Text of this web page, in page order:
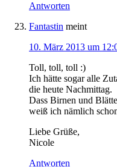
Antworten
Fantastin meint
10. März 2013 um
Toll, toll, toll :)
Ich hätte sogar alle
die heute Nachmittag.
Dass Birnen und
weiß ich nämlich
Liebe Grüße,
Nicole
Antworten